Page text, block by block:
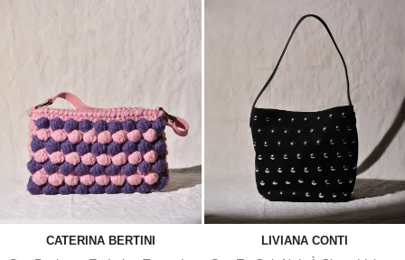
CATERINA BERTINI LIVIANA CONTI